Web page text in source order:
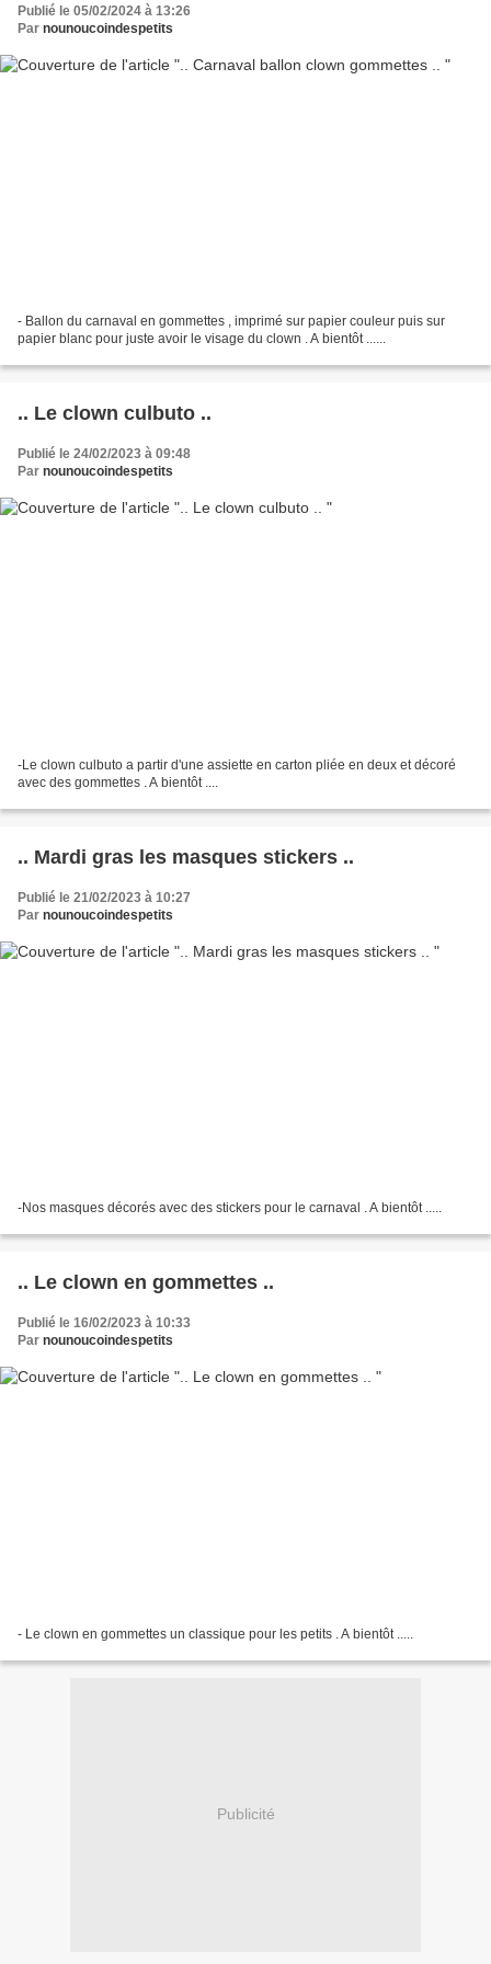
Publié le 05/02/2024 à 13:26
Par nounoucoindespetits
- Ballon du carnaval en gommettes , imprimé sur papier couleur puis sur
papier blanc pour juste avoir le visage du clown . A bientôt ......
.. Le clown culbuto ..
Publié le 24/02/2023 à 09:48
Par nounoucoindespetits
-Le clown culbuto a partir d'une assiette en carton pliée en deux et décoré
avec des gommettes . A bientôt ....
.. Mardi gras les masques stickers ..
Publié le 21/02/2023 à 10:27
Par nounoucoindespetits
-Nos masques décorés avec des stickers pour le carnaval . A bientôt .....
.. Le clown en gommettes ..
Publié le 16/02/2023 à 10:33
Par nounoucoindespetits
- Le clown en gommettes un classique pour les petits . A bientôt .....
Publicité